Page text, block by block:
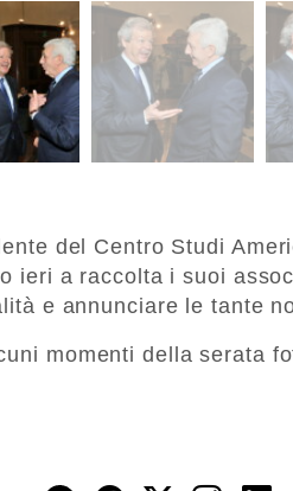
del Centro Studi
ieri a raccolta i suoi
e annunciare le tante
momenti della serata